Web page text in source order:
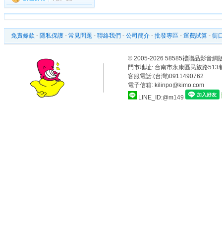
免責條款 - 隱私保護 - 常見問題 - 聯絡我們 - 公司簡介 - 批發專區 - 運費試算 - 街
© 2005-2026 58585禮贈品影音網
門市地址: 台南市永康區民族路513
客服電話:(台灣)0911490762
電子信箱: kilinpo@kimo.com
LINE_ID:@m149